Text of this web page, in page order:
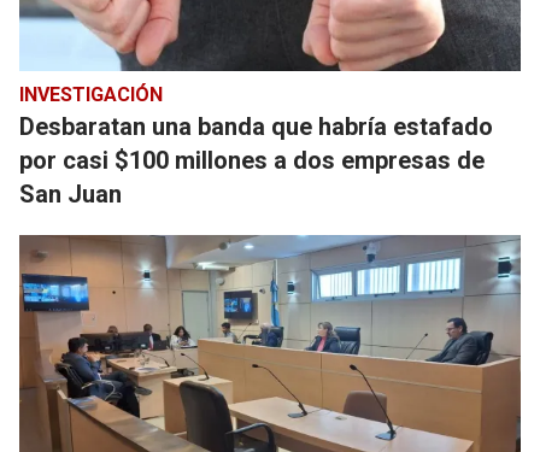
INVESTIGACIÓN
Desbaratan una banda que habría estafado
por casi $100 millones a dos empresas de
San Juan